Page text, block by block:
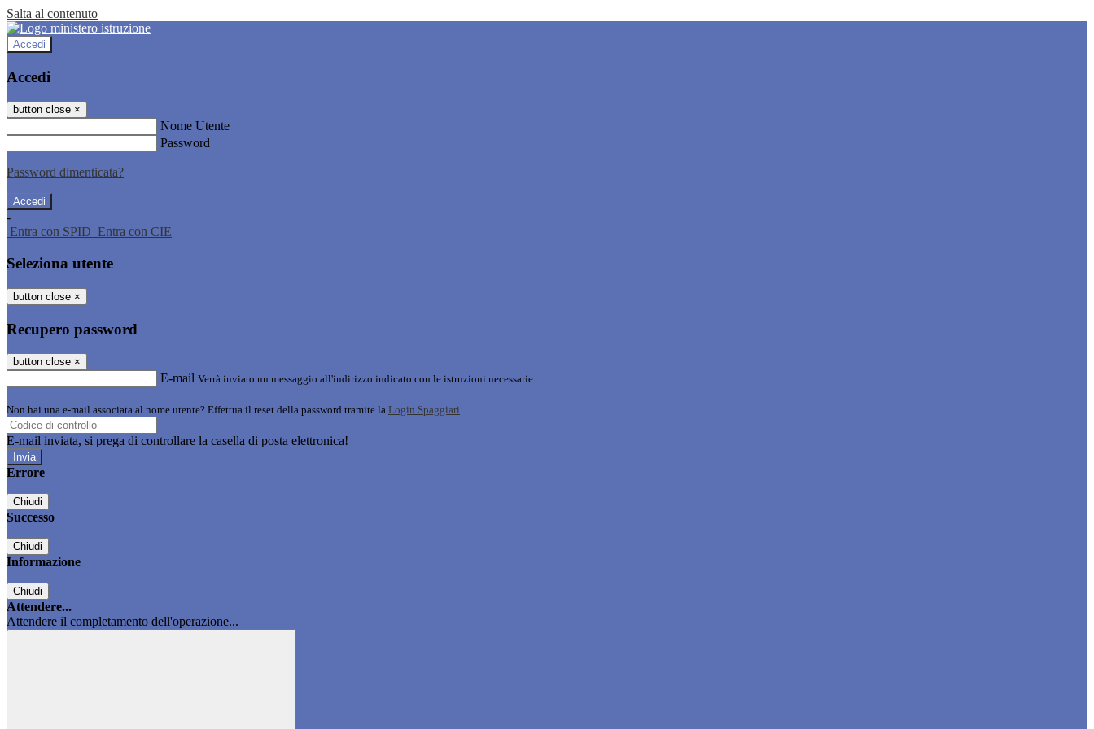
Salta al contenuto
Accedi
Accedi
button close ×
Nome Utente
Password
Password dimenticata?
-
Entra con SPID Entra con CIE
Seleziona utente
button close ×
Recupero password
button close ×
E-mail Verrà inviato un messaggio all'indirizzo indicato con le istruzioni necessarie.
Non hai una e-mail associata al nome utente? Effettua il reset della password tramite la Login Spaggiari
E-mail inviata, si prega di controllare la casella di posta elettronica!
Errore
Chiudi
Successo
Chiudi
Informazione
Chiudi
Attendere...
Attendere il completamento dell'operazione...